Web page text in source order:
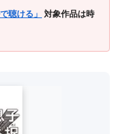
聴ける」
対象作品は時